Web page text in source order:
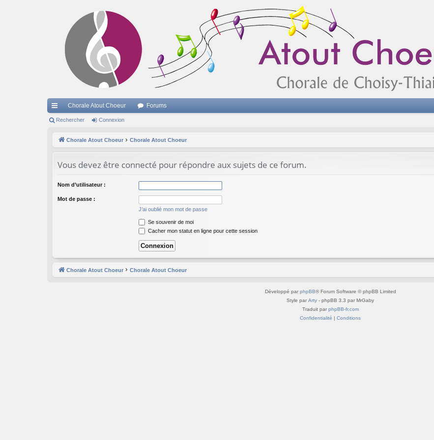
cc
Chorale Atout Choeur Forums
Rechercher Connexion
Chorale Atout Choeur Chorale Atout Choeur
Vous devez être connecté pour répondre aux sujets de ce forum.
Nom d’utilisateur :
Mot de passe :
J’ai oublié mon mot de passe
Se souvenir de moi
Cacher mon statut en ligne pour cette session
Chorale Atout Choeur Chorale Atout Choeur
Développé par phpBB® Forum Software © phpBB Limited
Style par Arty - phpBB 3.3 par MrGaby
Traduit par phpBB-fr.com
Confidentialité | Conditions